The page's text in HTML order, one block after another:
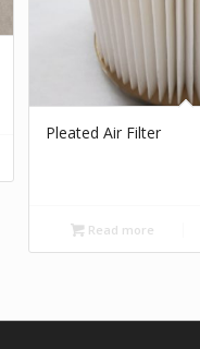
Pleated Air Filter
Read more